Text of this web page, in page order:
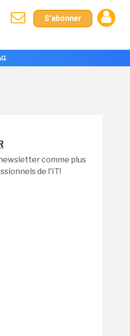
S'abonner
comme plus
de l'IT!